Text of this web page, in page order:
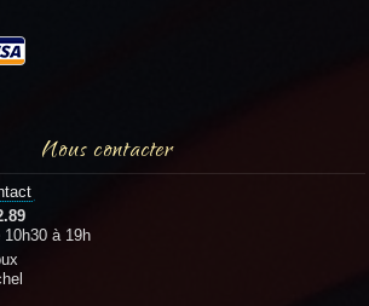
Nous contacter
à 19h